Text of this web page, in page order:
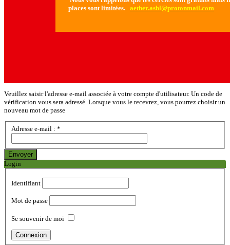
places sont limitées. aether.asbl@protonmail.com
Veuillez saisir l'adresse e-mail associée à votre compte d'utilisateur. Un code de
vérification vous sera adressé. Lorsque vous le recevrez, vous pourrez choisir un
nouveau mot de passe
Adresse e-mail : *
Envoyer
Login
Identifiant
Mot de passe
Se souvenir de moi